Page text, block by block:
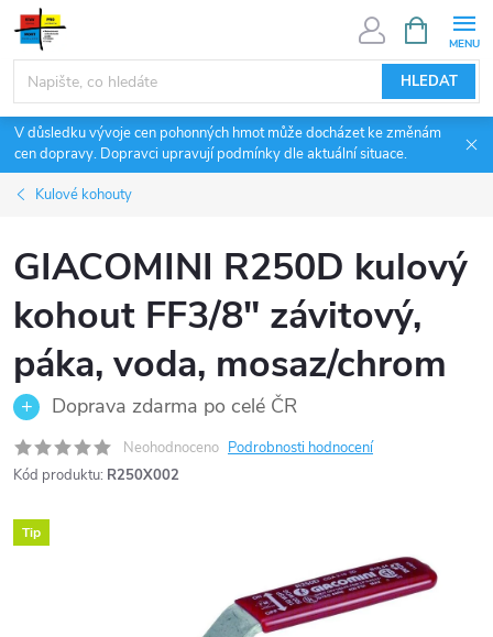
Přejít
obsah
HLEDAT
NÁKUPNÍ
KOŠÍK
V důsledku vývoje cen pohonných hmot může docházet ke změnám
cen dopravy. Dopravci upravují podmínky dle aktuální situace.
Kulové kohouty
GIACOMINI R250D kulový
kohout FF3/8" závitový,
páka, voda, mosaz/chrom
Doprava zdarma po celé ČR
Neohodnoceno Podrobnosti hodnocení
Kód produktu: R250X002
Tip